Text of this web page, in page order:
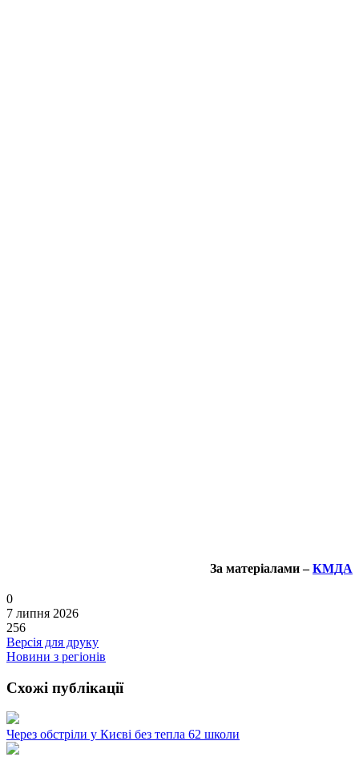
За матеріалами –КМДА
0
7 липня 2026
256
Версія для друку
Новини з регіонів
Схожі публікації
Через обстріли у Києві без тепла 62 школи